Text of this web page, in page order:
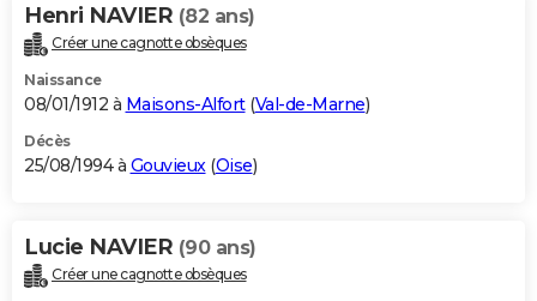
Henri NAVIER (82 ans)
Créer une cagnotte obsèques
Naissance
08/01/1912 à Maisons-Alfort(Val-de-Marne)
Décès
25/08/1994 à Gouvieux(Oise)
Lucie NAVIER (90 ans)
Créer une cagnotte obsèques